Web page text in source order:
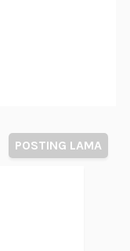
POSTING LAMA